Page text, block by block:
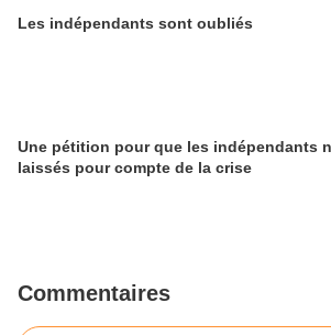
Les indépendants sont oubliés
Une pétition pour que les indépendants
laissés pour compte de la crise
Commentaires